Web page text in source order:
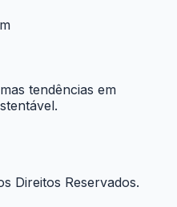
tendências em
Direitos Reservados.